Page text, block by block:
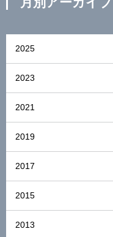
2025
2023
2021
2019
2017
2015
2013